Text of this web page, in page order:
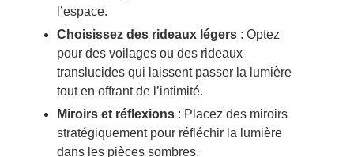
l’espace.
Choisissez des rideaux légers: Optez
pour des voilages ou des rideaux
translucides qui laissent passer la lumière
tout en offrant de l’intimité.
Miroirs et réflexions: Placez des miroirs
stratégiquement pour réfléchir la lumière
dans les pièces sombres.